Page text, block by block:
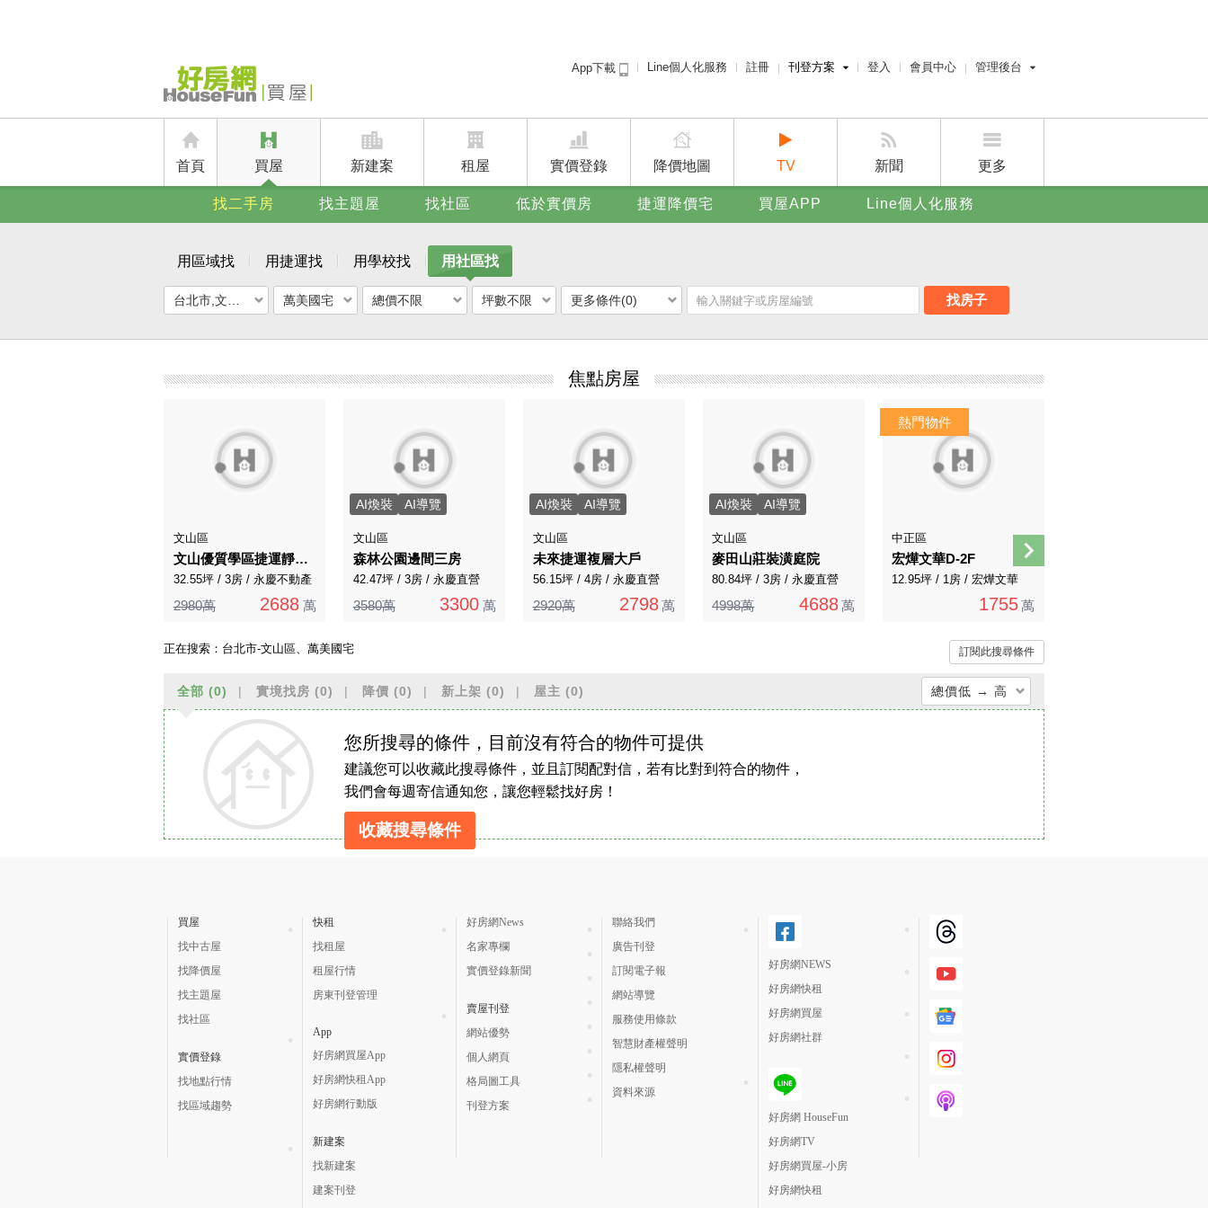
App下載 Line個人化服務 註冊 刊登方案
賣屋刊登
廣告刊登
登入 會員中心 管理後台
屋主管理後台
首頁 買屋 新建案 租屋 實價登錄 降價地圖 TV 新聞 更多
賣屋刊登
找二手房 找主題屋 找社區 低於實價房 捷運降價宅 買屋APP Line個人化服務
用區域找 用捷運找 用學校找 用社區找
萬美國宅 總價不限 坪數不限 更多條件(0) 找房子
焦點房屋
文山區
文山優質學區捷運靜巷一樓金店面
32.55坪 / 3房 / 永慶不動產
2980萬 2688 萬
AI煥裝 AI導覽
文山區
森林公園邊間三房
42.47坪 / 3房 / 永慶直營
3580萬 3300 萬
AI煥裝 AI導覽
文山區
未來捷運複層大戶
56.15坪 / 4房 / 永慶直營
2920萬 2798 萬
AI煥裝 AI導覽
文山區
麥田山莊裝潢庭院
80.84坪 / 3房 / 永慶直營
4998萬 4688 萬
中正區
宏燁文華D-2F
12.95坪 / 1房 / 宏燁文華
1755 萬
正在搜索： 台北市-文山區、萬美國宅 訂閱此搜尋條件
全部 (0) 實境找房 (0) 降價 (0) 新上架 (0) 屋主 (0) 總價低 → 高
上架日期新 → 舊
刷新時間新 → 舊
月熱門度高 → 低
您所搜尋的條件，目前沒有符合的物件可提供
建議您可以收藏此搜尋條件，並且訂閱配對信，若有比對到符合的物件，
我們會每週寄信通知您，讓您輕鬆找好房！
收藏搜尋條件
買屋
找中古屋
找降價屋
找主題屋
找社區
實價登錄
找地點行情
找區域趨勢
快租
找租屋
租屋行情
房東刊登管理
App
好房網買屋App
好房網快租App
好房網行動版
新建案
找新建案
建案刊登
好房網News
名家專欄
實價登錄新聞
賣屋刊登
網站優勢
個人網頁
格局圖工具
刊登方案
聯絡我們
廣告刊登
訂閱電子報
網站導覽
服務使用條款
智慧財產權聲明
隱私權聲明
資料來源
好房網NEWS
好房網快租
好房網買屋
好房網社群
好房網 HouseFun
好房網TV
好房網買屋-小房
好房網快租